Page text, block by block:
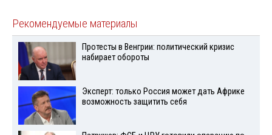
Рекомендуемые материалы
Протесты в Венгрии: политический кризис
набирает обороты
Эксперт: только Россия может дать Африке
возможность защитить себя